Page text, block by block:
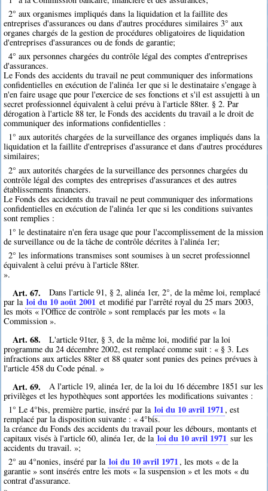
2° aux organismes impliqués dans la liquidation et la faillite des
entreprises d'assurances ou dans d'autres procédures similaires 3° aux
organes chargés de la gestion de procédures obligatoires de liquidation
d'entreprises d'assurances ou de fonds de garantie;
4° aux personnes chargées du contrôle légal des comptes d'entreprises
d'assurances.
Le Fonds des accidents du travail ne peut communiquer des informations
confidentielles en exécution de l'alinéa 1er que si le destinataire s'engage à
n'en faire usage que pour l'exercice de ses fonctions et s'il est assujetti à un
secret professionnel équivalent à celui prévu à l'article 88ter. § 2. Par
dérogation à l'article 88 ter, le Fonds des accidents du travail a le droit de
communiquer des informations confidentielles :
1° aux autorités chargées de la surveillance des organes impliqués dans la
liquidation et la faillite d'entreprises d'assurance et dans d'autres procédures
similaires;
2° aux autorités chargées de la surveillance des personnes chargées du
contrôle légal des comptes des entreprises d'assurances et des autres
établissements financiers.
Le Fonds des accidents du travail ne peut communiquer des informations
confidentielles en exécution de l'alinéa 1er que si les conditions suivantes
sont remplies :
1° le destinataire n'en fera usage que pour l'accomplissement de la mission
de surveillance ou de la tâche de contrôle décrites à l'alinéa 1er;
2° les informations transmises sont soumises à un secret professionnel
équivalent à celui prévu à l'article 88ter.
».
Art. 67.
Dans l'article 91, § 2, alinéa 1er, 2°, de la même loi, remplacé
par la loi du 10 août 2001 et modifié par l'arrêté royal du 25 mars 2003,
les mots « l'Office de contrôle » sont remplacés par les mots « la
Commission ».
Art. 68.
L'article 91ter, § 3, de la même loi, modifié par la loi
programme du 24 décembre 2002, est remplacé comme suit : « § 3. Les
infractions aux articles 88ter et 88 quater sont punies des peines prévues à
l'article 458 du Code pénal. »
Art. 69.
A l'article 19, alinéa 1er, de la loi du 16 décembre 1851 sur les
privilèges et les hypothèques sont apportées les modifications suivantes :
1° Le 4°bis, première partie, inséré par la loi du 10 avril 1971, est
remplacé par la disposition suivante : « 4°bis.
la créance du Fonds des accidents du travail pour les débours, montants et
capitaux visés à l'article 60, alinéa 1er, de la loi du 10 avril 1971 sur les
accidents du travail. »;
2° au 4°nonies, inséré par la loi du 10 avril 1971, les mots « de la
garantie » sont insérés entre les mots « la suspension » et les mots « du
contrat d'assurance.